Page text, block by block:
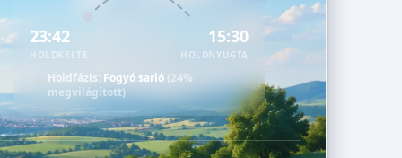
23:42
HOLDKELTE
15:30
HOLDNYUGTA
Holdfázis: Fogyó sarló (24%
megvilágított)